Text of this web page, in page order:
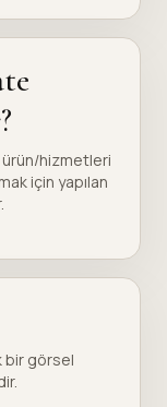
ürün/hizmetleri
için yapılan
bir görsel